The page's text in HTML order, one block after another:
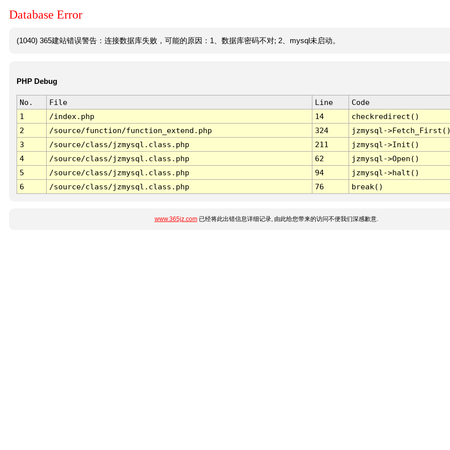
Database Error
(1040) 365建站错误警告：连接数据库失败，可能的原因：1、数据库密码不对; 2、mysql未启动。
PHP Debug
No. File Line
Code
1
/index.php 14
checkredirect()
2
/source/function/function_extend.php 324
jzmysql-
3
/source/class/jzmysql.class.php 211
jzmysql->Init()
4
/source/class/jzmysql.class.php 62
jzmysql->Open()
5
/source/class/jzmysql.class.php 94
jzmysql->halt()
6
/source/class/jzmysql.class.php 76 break()
www.365jz.com已经将此出错信息详细记录, 由此给您带来的访问不便我们深感歉意.